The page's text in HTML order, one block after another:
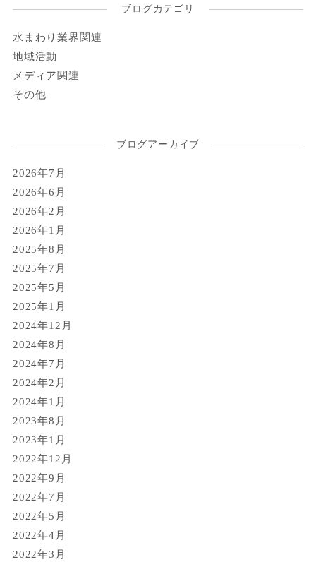
ブログカテゴリ
水まわり業界関連
地域活動
メディア関連
その他
ブログアーカイブ
2026年7月
2026年6月
2026年2月
2026年1月
2025年8月
2025年7月
2025年5月
2025年1月
2024年12月
2024年8月
2024年7月
2024年2月
2024年1月
2023年8月
2023年1月
2022年12月
2022年9月
2022年7月
2022年5月
2022年4月
2022年3月